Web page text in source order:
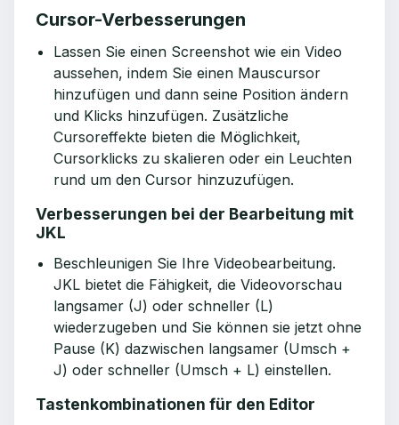
Cursor-Verbesserungen
Lassen Sie einen Screenshot wie ein Video
aussehen, indem Sie einen Mauscursor
hinzufügen und dann seine Position ändern
und Klicks hinzufügen. Zusätzliche
Cursoreffekte bieten die Möglichkeit,
Cursorklicks zu skalieren oder ein Leuchten
rund um den Cursor hinzuzufügen.
Verbesserungen bei der Bearbeitung mit
JKL
Beschleunigen Sie Ihre Videobearbeitung.
JKL bietet die Fähigkeit, die Videovorschau
langsamer (J) oder schneller (L)
wiederzugeben und Sie können sie jetzt ohne
Pause (K) dazwischen langsamer (Umsch +
J) oder schneller (Umsch + L) einstellen.
Tastenkombinationen für den Editor